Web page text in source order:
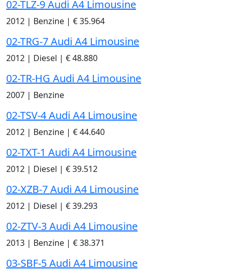
02-TLZ-9 Audi A4 Limousine
2012 | Benzine | € 35.964
02-TRG-7 Audi A4 Limousine
2012 | Diesel | € 48.880
02-TR-HG Audi A4 Limousine
2007 | Benzine
02-TSV-4 Audi A4 Limousine
2012 | Benzine | € 44.640
02-TXT-1 Audi A4 Limousine
2012 | Diesel | € 39.512
02-XZB-7 Audi A4 Limousine
2012 | Diesel | € 39.293
02-ZTV-3 Audi A4 Limousine
2013 | Benzine | € 38.371
03-SBF-5 Audi A4 Limousine